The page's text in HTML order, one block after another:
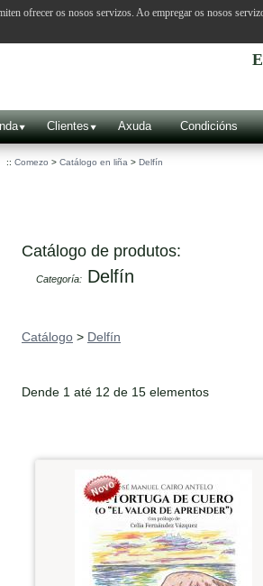
Clientes Axuda Condicións
:: Comezo > Catálogo en liña > Delfín
Catálogo de produtos:
Categoría: Delfín
Catálogo > Delfín
Dende 1 até 12 de 15 elementos
ofrecer os nosos servizos. Ao empregar os nosos